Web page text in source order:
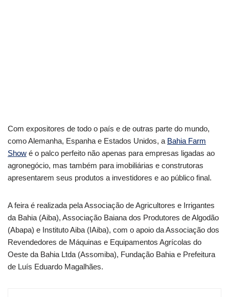
Com expositores de todo o país e de outras parte do mundo,
como Alemanha, Espanha e Estados Unidos, a Bahia Farm
Show é o palco perfeito não apenas para empresas ligadas ao
agronegócio, mas também para imobiliárias e construtoras
apresentarem seus produtos a investidores e ao público final.
A feira é realizada pela Associação de Agricultores e Irrigantes
da Bahia (Aiba), Associação Baiana dos Produtores de Algodão
(Abapa) e Instituto Aiba (IAiba), com o apoio da Associação dos
Revendedores de Máquinas e Equipamentos Agrícolas do
Oeste da Bahia Ltda (Assomiba), Fundação Bahia e Prefeitura
de Luís Eduardo Magalhães.